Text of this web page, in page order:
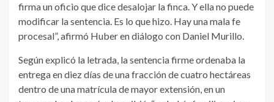
firma un oficio que dice desalojar la finca. Y ella no puede
modificar la sentencia. Es lo que hizo. Hay una mala fe
procesal”, afirmó Huber en diálogo con Daniel Murillo.
Según explicó la letrada, la sentencia firme ordenaba la
entrega en diez días de una fracción de cuatro hectáreas
dentro de una matrícula de mayor extensión, en un